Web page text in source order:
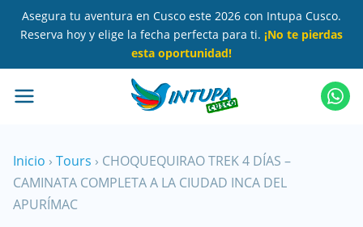
SaltarAsegura tu aventura en Cusco este 2026 con Intupa Cusco.
Reserva hoy y elige la fecha perfecta para ti. ¡No te pierdas
esta oportunidad!
Inicio › Tours › CHOQUEQUIRAO TREK 4 DÍAS –
CAMINATA COMPLETA A LA CIUDAD INCA DEL
APURÍMAC